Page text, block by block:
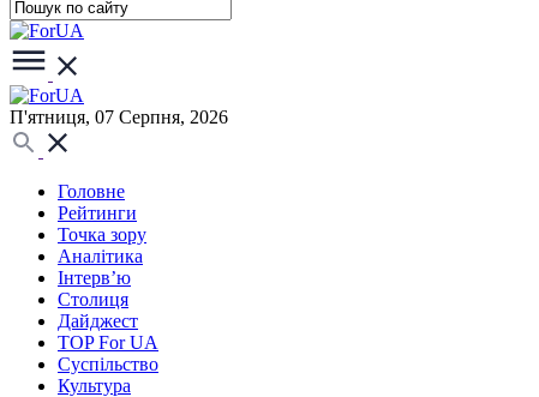
П'ятниця, 07 Серпня, 2026
Головне
Рейтинги
Точка зору
Аналітика
Інтерв’ю
Столиця
Дайджест
TOP For UA
Суспiльство
Культура